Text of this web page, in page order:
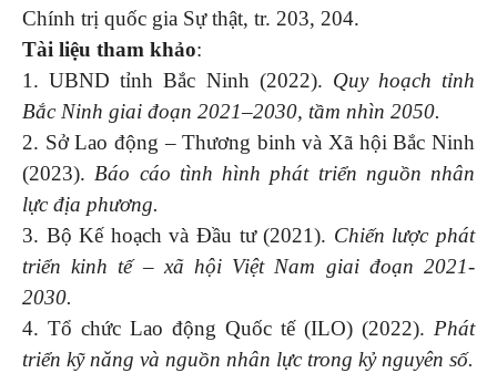
Chính trị quốc gia Sự thật, tr. 203, 204.
Tài liệu tham khảo:
1. UBND tỉnh Bắc Ninh (2022). Quy hoạch tỉnh
Bắc Ninh giai đoạn 2021–2030, tầm nhìn 2050.
2. Sở Lao động – Thương binh và Xã hội Bắc Ninh
(2023). Báo cáo tình hình phát triển nguồn nhân
lực địa phương.
3. Bộ Kế hoạch và Đầu tư (2021). Chiến lược phát
triển kinh tế – xã hội Việt Nam giai đoạn 2021-
2030.
4. Tổ chức Lao động Quốc tế (ILO) (2022). Phát
triển kỹ năng và nguồn nhân lực trong kỷ nguyên số.